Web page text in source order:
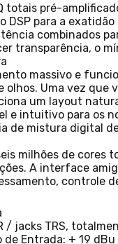
totais pré-
DSP para a
combinados
transparência, o
massivo e
olhos. Uma vez que
um layout
e intuitivo para os
de mistura digital
milhões de cores
A interface
controle
/ jacks TRS,
Entrada: + 19